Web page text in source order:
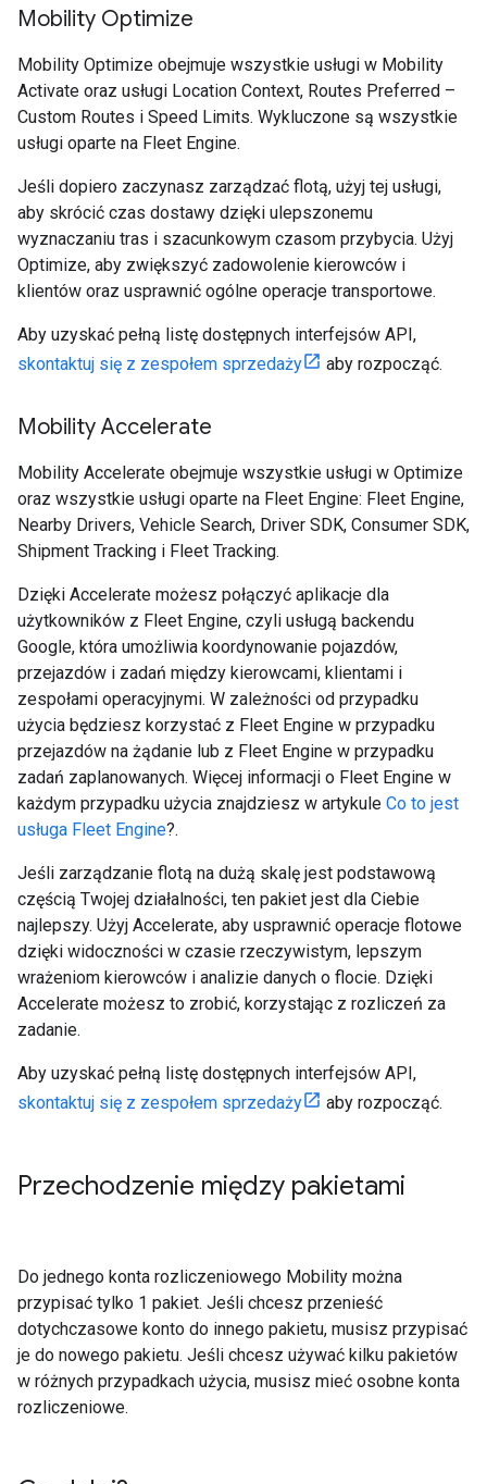
Mobility Optimize
Mobility Optimize obejmuje wszystkie usługi w Mobility
Activate oraz usługi Location Context, Routes Preferred –
Custom Routes i Speed Limits. Wykluczone są wszystkie
usługi oparte na Fleet Engine.
Jeśli dopiero zaczynasz zarządzać flotą, użyj tej usługi,
aby skrócić czas dostawy dzięki ulepszonemu
wyznaczaniu tras i szacunkowym czasom przybycia. Użyj
Optimize, aby zwiększyć zadowolenie kierowców i
klientów oraz usprawnić ogólne operacje transportowe.
Aby uzyskać pełną listę dostępnych interfejsów API,
skontaktuj się z zespołem sprzedaży
aby rozpocząć.
Mobility Accelerate
Mobility Accelerate obejmuje wszystkie usługi w Optimize
oraz wszystkie usługi oparte na Fleet Engine: Fleet Engine,
Nearby Drivers, Vehicle Search, Driver SDK, Consumer SDK,
Shipment Tracking i Fleet Tracking.
Dzięki Accelerate możesz połączyć aplikacje dla
użytkowników z Fleet Engine, czyli usługą backendu
Google, która umożliwia koordynowanie pojazdów,
przejazdów i zadań między kierowcami, klientami i
zespołami operacyjnymi. W zależności od przypadku
użycia będziesz korzystać z Fleet Engine w przypadku
przejazdów na żądanie lub z Fleet Engine w przypadku
zadań zaplanowanych. Więcej informacji o Fleet Engine w
każdym przypadku użycia znajdziesz w artykule Co to jest
usługa Fleet Engine?.
Jeśli zarządzanie flotą na dużą skalę jest podstawową
częścią Twojej działalności, ten pakiet jest dla Ciebie
najlepszy. Użyj Accelerate, aby usprawnić operacje flotowe
dzięki widoczności w czasie rzeczywistym, lepszym
wrażeniom kierowców i analizie danych o flocie. Dzięki
Accelerate możesz to zrobić, korzystając z rozliczeń za
zadanie.
Aby uzyskać pełną listę dostępnych interfejsów API,
skontaktuj się z zespołem sprzedaży
aby rozpocząć.
Przechodzenie między pakietami
Do jednego konta rozliczeniowego Mobility można
przypisać tylko 1 pakiet. Jeśli chcesz przenieść
dotychczasowe konto do innego pakietu, musisz przypisać
je do nowego pakietu. Jeśli chcesz używać kilku pakietów
w różnych przypadkach użycia, musisz mieć osobne konta
rozliczeniowe.